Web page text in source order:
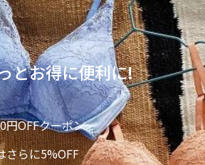
とお得に便利に!
OFFクーポン
らに5%OFF